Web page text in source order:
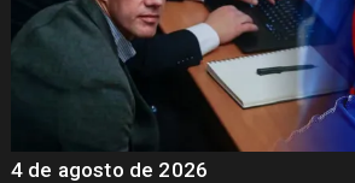
4 de agosto de 2026